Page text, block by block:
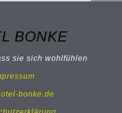
BONKE
sie sich wohlfühlen
bonke.de